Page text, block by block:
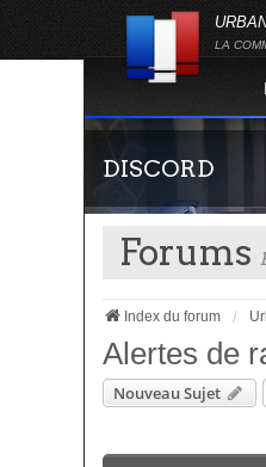
LA
DISCORD
Rejoignez-nous sur
Forums
Index du forum
Alertes de
Nouveau Sujet